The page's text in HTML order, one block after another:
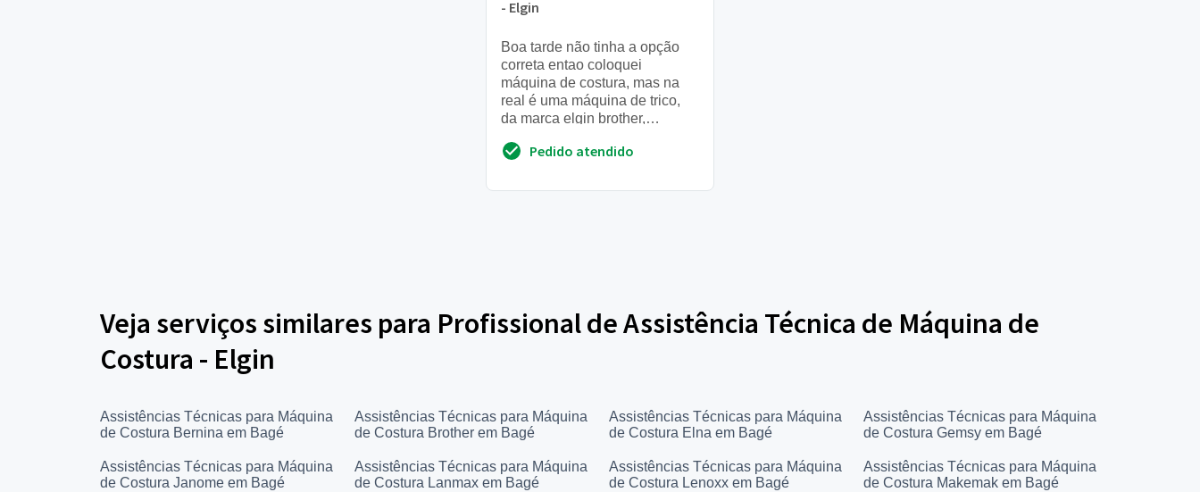
- Elgin
Boa tarde não tinha a opção
correta entao coloquei
máquina de costura, mas na
real é uma máquina de trico,
da marca elgin brother,
consertam, se sim como da
Pedido atendido
Veja serviços similares para Profissional de Assistência Técnica de Máquina de
Costura - Elgin
Assistências Técnicas para Máquina
de Costura Bernina em Bagé
Assistências Técnicas para Máquina
de Costura Brother em Bagé
Assistências Técnicas para Máquina
de Costura Elna em Bagé
Assistências Técnicas para Máquina
de Costura Gemsy em Bagé
Assistências Técnicas para Máquina
de Costura Janome em Bagé
Assistências Técnicas para Máquina
de Costura Lanmax em Bagé
Assistências Técnicas para Máquina
de Costura Lenoxx em Bagé
Assistências Técnicas para Máquina
de Costura Makemak em Bagé